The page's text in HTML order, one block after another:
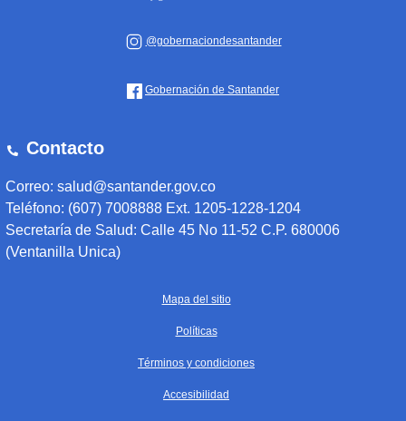
@gobernaciondesantander
Gobernación de Santander
Contacto
Correo: salud@santander.gov.co
Teléfono: (607) 7008888 Ext. 1205-1228-1204
Secretaría de Salud: Calle 45 No 11-52 C.P. 680006
(Ventanilla Unica)
Mapa del sitio
Políticas
Términos y condiciones
Accesibilidad